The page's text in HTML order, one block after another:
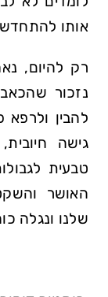
אותו
רק להיום,
נזכור
להבין
גישה
טבעית
האושר
שלנו ונגלה